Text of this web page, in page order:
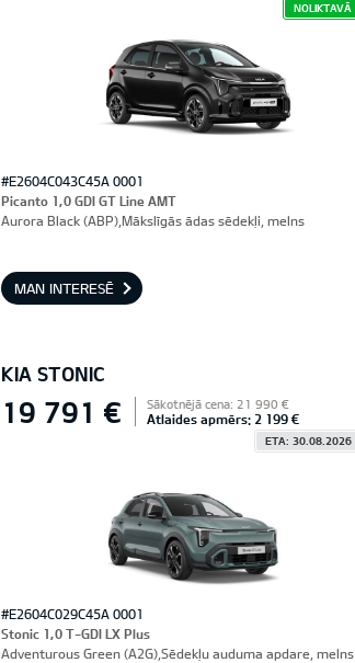
NOLIKTAVĀ
#E2604C043C45A 0001
Picanto 1,0 GDI GT Line AMT
Aurora Black (ABP),Mākslīgās ādas sēdekļi, melns
MAN INTERESĒ
KIA STONIC
19 791 € Sākotnējā cena: 21 990 €
Atlaides apmērs: 2 199 €
ETA: 30.08.2026
#E2604C029C45A 0001
Stonic 1,0 T-GDI LX Plus
Adventurous Green (A2G),Sēdekļu auduma apdare, melns